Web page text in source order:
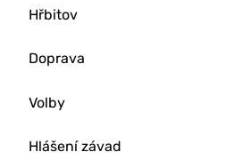
Hřbitov
Doprava
Volby
Hlášení závad